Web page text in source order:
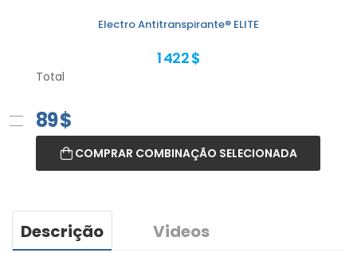
Electro Antitranspirante® ELITE
1 422 $
Total
89$
COMPRAR COMBINAÇÃO SELECIONADA
Descrição Videos